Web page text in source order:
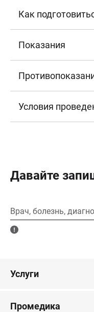
Как
Показания
Условия
Давайте
Врач, болезнь,
Услуги
Промедика